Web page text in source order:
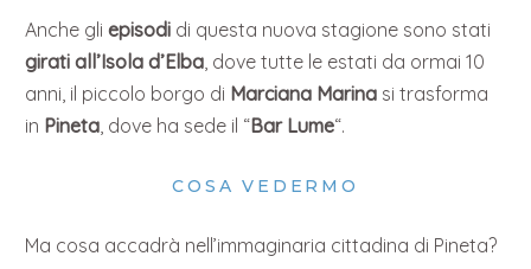
Anche gliepisodi di questa nuova stagione sono stati
girati all’Isola d’Elba, dove tutte le estati da ormai 10
anni, il piccolo borgo di Marciana Marina si trasforma
in Pineta, dove ha sede il “Bar Lume“.
COSA VEDERMO
Ma cosa accadrà nell’immaginaria cittadina di Pineta?